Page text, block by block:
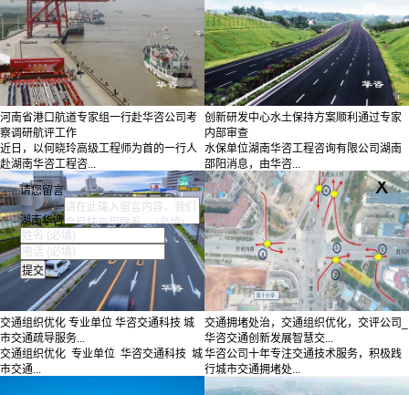
河南省港口航道专家组一行赴华咨公司考
察调研航评工作
近日，以何晓玲高级工程师为首的一行人
赴湖南华咨工程咨...
创新研发中心水土保持方案顺利通过专家
内部审查
水保单位湖南华咨工程咨询有限公司湖南
邵阳消息，由华咨...
交通组织优化 专业单位 华咨交通科技 城
市交通疏导服务...
交通组织优化 专业单位 华咨交通科技 城
市交通...
交通拥堵处治，交通组织优化，交评公司_
华咨交通创新发展智慧交...
华咨公司十年专注交通技术服务，积极践
行城市交通拥堵处...
请您留言 x
湖南华咨